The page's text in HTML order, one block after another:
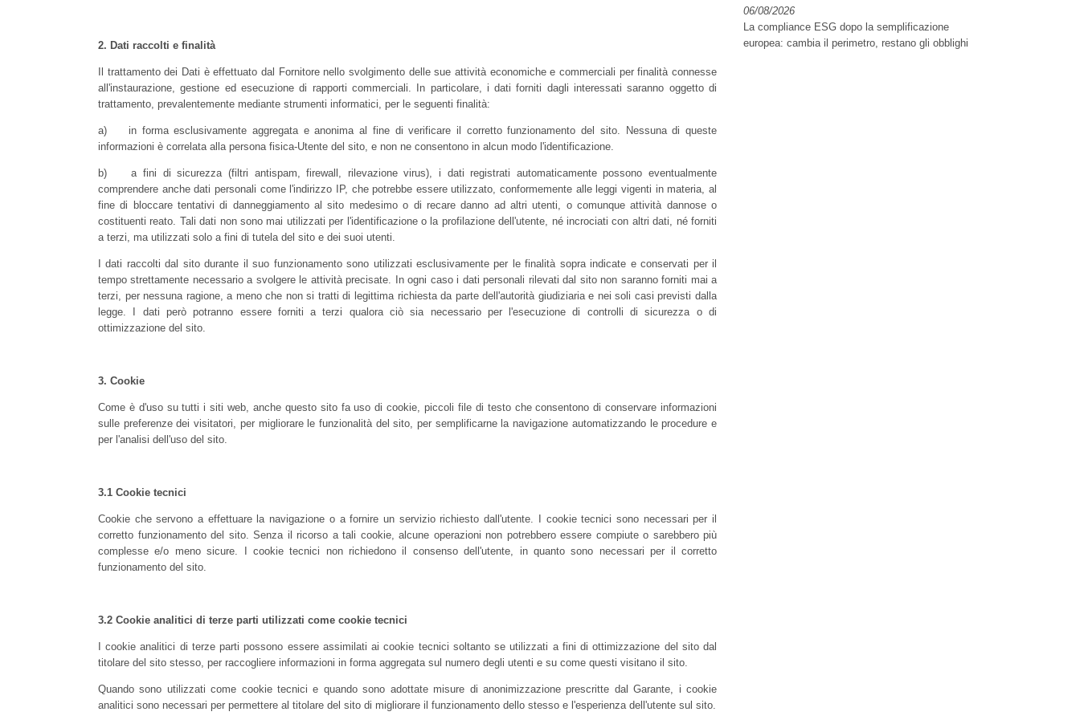
2. Dati raccolti e finalità
Il trattamento dei Dati è effettuato dal Fornitore nello svolgimento delle sue attività economiche e commerciali per finalità connesse
all'instaurazione, gestione ed esecuzione di rapporti commerciali. In particolare, i dati forniti dagli interessati saranno oggetto di
trattamento, prevalentemente mediante strumenti informatici, per le seguenti finalità:
a) in forma esclusivamente aggregata e anonima al fine di verificare il corretto funzionamento del sito. Nessuna di queste
informazioni è correlata alla persona fisica-Utente del sito, e non ne consentono in alcun modo l'identificazione.
b) a fini di sicurezza (filtri antispam, firewall, rilevazione virus), i dati registrati automaticamente possono eventualmente
comprendere anche dati personali come l'indirizzo IP, che potrebbe essere utilizzato, conformemente alle leggi vigenti in materia, al
fine di bloccare tentativi di danneggiamento al sito medesimo o di recare danno ad altri utenti, o comunque attività dannose o
costituenti reato. Tali dati non sono mai utilizzati per l'identificazione o la profilazione dell'utente, né incrociati con altri dati, né forniti
a terzi, ma utilizzati solo a fini di tutela del sito e dei suoi utenti.
I dati raccolti dal sito durante il suo funzionamento sono utilizzati esclusivamente per le finalità sopra indicate e conservati per il
tempo strettamente necessario a svolgere le attività precisate. In ogni caso i dati personali rilevati dal sito non saranno forniti mai a
terzi, per nessuna ragione, a meno che non si tratti di legittima richiesta da parte dell'autorità giudiziaria e nei soli casi previsti dalla
legge. I dati però potranno essere forniti a terzi qualora ciò sia necessario per l'esecuzione di controlli di sicurezza o di
ottimizzazione del sito.
3. Cookie
Come è d'uso su tutti i siti web, anche questo sito fa uso di cookie, piccoli file di testo che consentono di conservare informazioni
sulle preferenze dei visitatori, per migliorare le funzionalità del sito, per semplificarne la navigazione automatizzando le procedure e
per l'analisi dell'uso del sito.
3.1 Cookie tecnici
Cookie che servono a effettuare la navigazione o a fornire un servizio richiesto dall'utente. I cookie tecnici sono necessari per il
corretto funzionamento del sito. Senza il ricorso a tali cookie, alcune operazioni non potrebbero essere compiute o sarebbero più
complesse e/o meno sicure. I cookie tecnici non richiedono il consenso dell'utente, in quanto sono necessari per il corretto
funzionamento del sito.
3.2 Cookie analitici di terze parti utilizzati come cookie tecnici
I cookie analitici di terze parti possono essere assimilati ai cookie tecnici soltanto se utilizzati a fini di ottimizzazione del sito dal
titolare del sito stesso, per raccogliere informazioni in forma aggregata sul numero degli utenti e su come questi visitano il sito.
Quando sono utilizzati come cookie tecnici e quando sono adottate misure di anonimizzazione prescritte dal Garante, i cookie
analitici sono necessari per permettere al titolare del sito di migliorare il funzionamento dello stesso e l'esperienza dell'utente sul sito.
06/08/2026
La compliance ESG dopo la semplificazione
europea: cambia il perimetro, restano gli obblighi